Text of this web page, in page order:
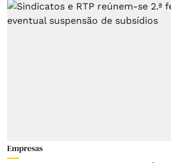
Empresas